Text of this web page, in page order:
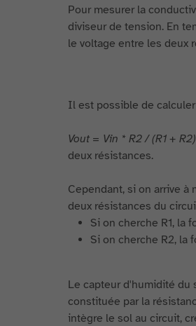
Pour mesurer la
diviseur de tension. En
le voltage entre les deux
Il est possible de
Vout = Vin * R2 / (R1 + R2)
deux résistances.
Cependant, si on arrive
deux résistances du
Si on cherche R1, la
Si on cherche R2, la
Le capteur d'humidité du
constituée par la
intègre le sol au circuit,